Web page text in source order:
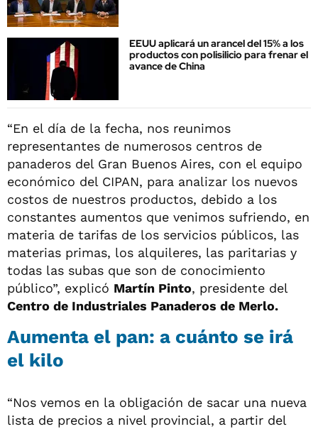
EEUU aplicará un arancel del 15% a los
productos con polisilicio para frenar el
avance de China
“En el día de la fecha, nos reunimos
representantes de numerosos centros de
panaderos del Gran Buenos Aires, con el equipo
económico del CIPAN, para analizar los nuevos
costos de nuestros productos, debido a los
constantes aumentos que venimos sufriendo, en
materia de tarifas de los servicios públicos, las
materias primas, los alquileres, las paritarias y
todas las subas que son de conocimiento
público”, explicó Martín Pinto, presidente del
Centro de Industriales Panaderos de Merlo.
Aumenta el pan: a cuánto se irá
el kilo
“Nos vemos en la obligación de sacar una nueva
lista de precios a nivel provincial, a partir del